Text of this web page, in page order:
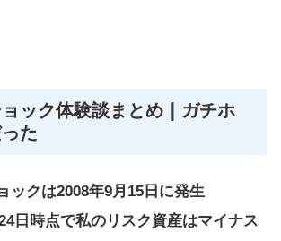
ック体験談まとめ｜ガチホ
た
ックは2008年9月15日に発生
日時点で私のリスク資産はマイナス